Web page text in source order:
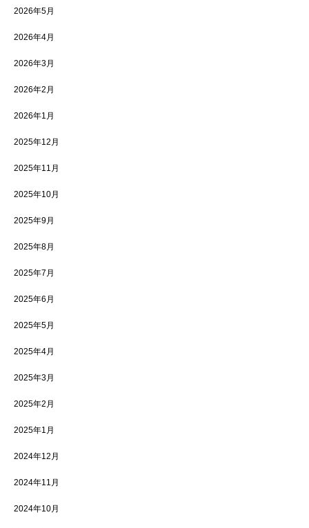
2026年5月
2026年4月
2026年3月
2026年2月
2026年1月
2025年12月
2025年11月
2025年10月
2025年9月
2025年8月
2025年7月
2025年6月
2025年5月
2025年4月
2025年3月
2025年2月
2025年1月
2024年12月
2024年11月
2024年10月